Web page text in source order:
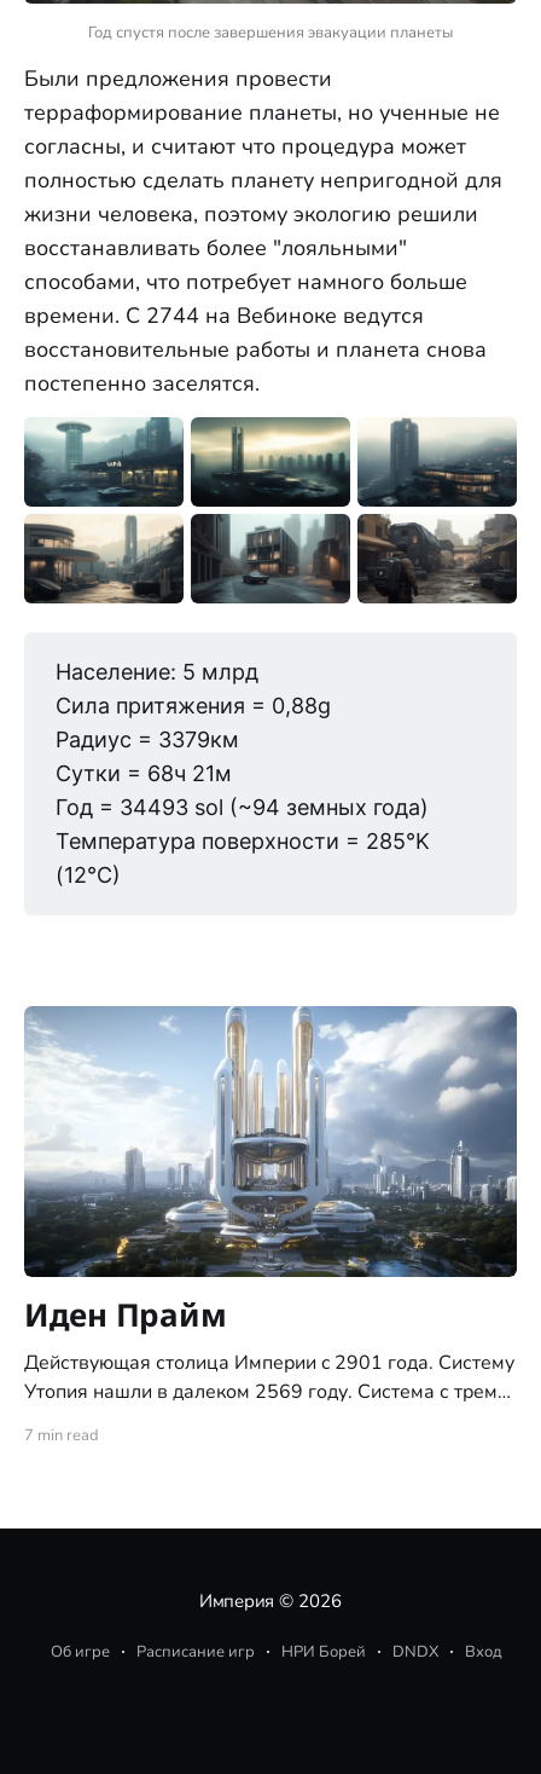
Год спустя после завершения эвакуации планеты
Были предложения провести
терраформирование планеты, но ученные не
согласны, и считают что процедура может
полностью сделать планету непригодной для
жизни человека, поэтому экологию решили
восстанавливать более "лояльными"
способами, что потребует намного больше
времени. С 2744 на Вебиноке ведутся
восстановительные работы и планета снова
постепенно заселятся.
Население: 5 млрд
Сила притяжения = 0,88g
Радиус = 3379км
Сутки = 68ч 21м
Год = 34493 sol (~94 земных года)
Температура поверхности = 285°K
(12°C)
Иден Прайм
Действующая столица Империи c 2901 года. Систему
Утопия нашли в далеком 2569 году. Система с тремя
планеты
7 min read
Империя © 2026
Об игре Расписание игр НРИ Борей DNDX Вход